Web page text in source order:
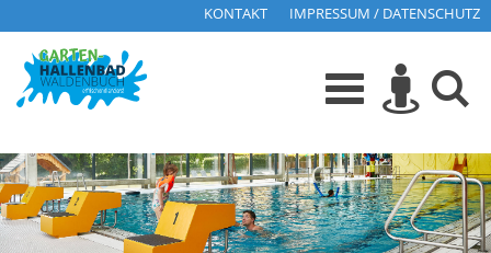
KONTAKT IMPRESSUM / DATENSCHUTZ